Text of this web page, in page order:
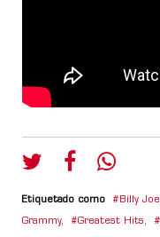
Etiquetado como Billy Joel
Grammy, Greatest Hits,